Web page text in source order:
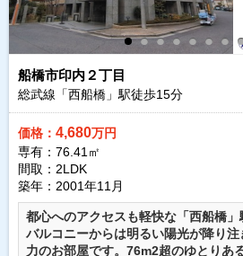
船橋市印内２丁目
総武線「西船橋」駅徒歩15分
価格： 4,680万円
専有：76.41㎡
間取：2LDK
築年：2001年11月
都心へのアクセスも軽快な「西船橋
バルコニーからは明るい陽光が降り
力のお部屋です。76m2超のゆとりあ